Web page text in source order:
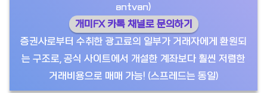
antvan)
개미FX 카톡 채널로 문의하기
증권사로부터 수취한 광고료의 일부가 거래자에게 환원되
는 구조로, 공식 사이트에서 개설한 계좌보다 훨씬 저렴한
거래비용으로 매매 가능! (스프레드는 동일)